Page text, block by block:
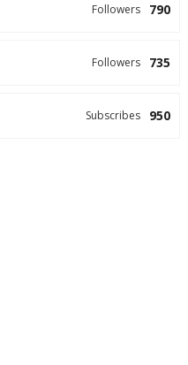
790
Followers
735
Followers
950
Subscribes